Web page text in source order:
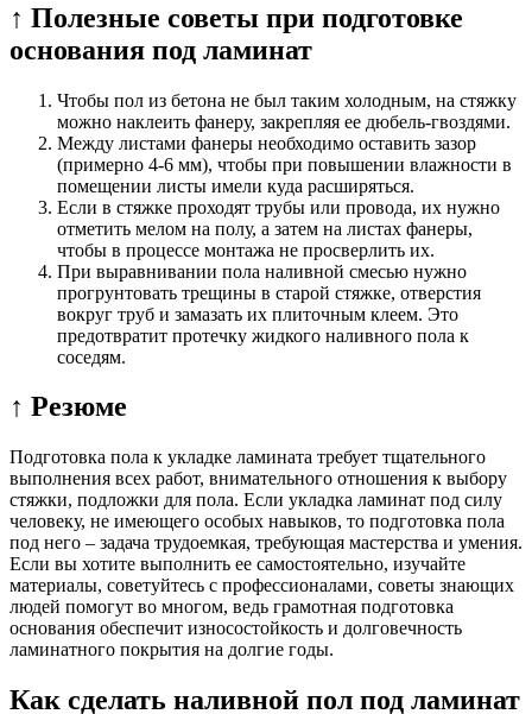
↑ Полезные советы при подготовке
основания под ламинат
Чтобы пол из бетона не был таким холодным, на стяжку
можно наклеить фанеру, закрепляя ее дюбель-гвоздями.
Между листами фанеры необходимо оставить зазор
(примерно 4-6 мм), чтобы при повышении влажности в
помещении листы имели куда расширяться.
Если в стяжке проходят трубы или провода, их нужно
отметить мелом на полу, а затем на листах фанеры,
чтобы в процессе монтажа не просверлить их.
При выравнивании пола наливной смесью нужно
прогрунтовать трещины в старой стяжке, отверстия
вокруг труб и замазать их плиточным клеем. Это
предотвратит протечку жидкого наливного пола к
соседям.
↑ Резюме
Подготовка пола к укладке ламината требует тщательного
выполнения всех работ, внимательного отношения к выбору
стяжки, подложки для пола. Если укладка ламинат под силу
человеку, не имеющего особых навыков, то подготовка пола
под него – задача трудоемкая, требующая мастерства и умения.
Если вы хотите выполнить ее самостоятельно, изучайте
материалы, советуйтесь с профессионалами, советы знающих
людей помогут во многом, ведь грамотная подготовка
основания обеспечит износостойкость и долговечность
ламинатного покрытия на долгие годы.
Как сделать наливной пол под ламинат